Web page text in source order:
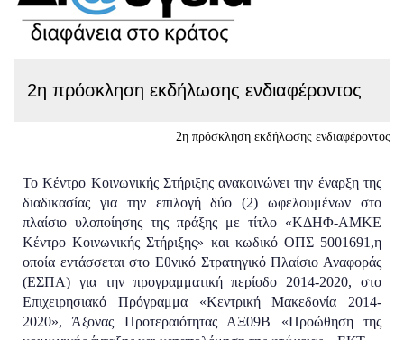
2η πρόσκληση εκδήλωσης ενδιαφέροντος
2η πρόσκληση εκδήλωσης ενδιαφέροντος
Το Κέντρο Κοινωνικής Στήριξης ανακοινώνει την έναρξη της
διαδικασίας για την επιλογή δύο (2) ωφελουμένων στο
πλαίσιο υλοποίησης της πράξης με τίτλο «ΚΔΗΦ-ΑΜΚΕ
Κέντρο Κοινωνικής Στήριξης» και κωδικό ΟΠΣ 5001691,η
οποία εντάσσεται στο Εθνικό Στρατηγικό Πλαίσιο Αναφοράς
(ΕΣΠΑ) για την προγραμματική περίοδο 2014-2020, στο
Επιχειρησιακό Πρόγραμμα «Κεντρική Μακεδονία 2014-
2020», Άξονας Προτεραιότητας ΑΞ09Β «Προώθηση της